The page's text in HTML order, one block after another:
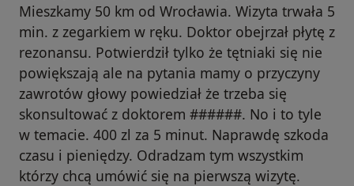
Mieszkamy 50 km od Wrocławia. Wizyta trwała 5
min. z zegarkiem w ręku. Doktor obejrzał płytę z
rezonansu. Potwierdził tylko że tętniaki się nie
powiększają ale na pytania mamy o przyczyny
zawrotów głowy powiedział że trzeba się
skonsultować z doktorem ######. No i to tyle
w temacie. 400 zl za 5 minut. Naprawdę szkoda
czasu i pieniędzy. Odradzam tym wszystkim
którzy chcą umówić się na pierwszą wizytę.